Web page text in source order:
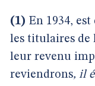
(1) En 1934,
les titulaires de
leur revenu
reviendrons, il